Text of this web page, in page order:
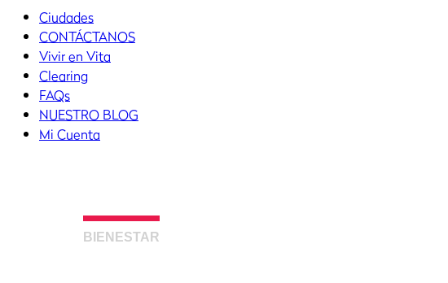
Ciudades
CONTÁCTANOS
Vivir en Vita
Clearing
FAQs
NUESTRO BLOG
Mi Cuenta
BIENESTAR